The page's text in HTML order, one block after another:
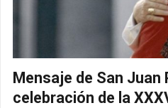
Mensaje de San Juan
celebración de la